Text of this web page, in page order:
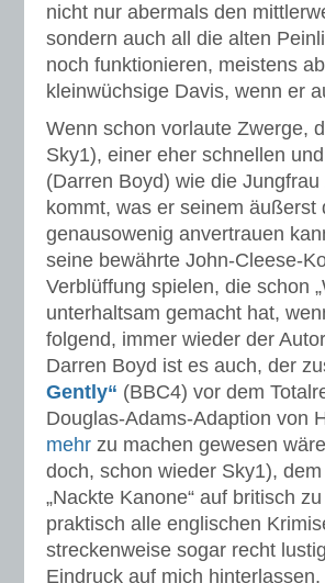
nicht nur abermals den
sondern auch all die alten
noch funktionieren, meistens
kleinwüchsige Davis, wenn er
Wenn schon vorlaute Zwerge,
Sky1), einer eher schnellen
(Darren Boyd) wie die
kommt, was er seinem
genausowenig anvertrauen
seine bewährte John-Cleese-
Verblüffung spielen, die schon
unterhaltsam gemacht hat,
folgend, immer wieder der
Darren Boyd ist es auch, der
Gently“ (BBC4) vor dem
Douglas-Adams-Adaption von
mehr zu machen gewesen
doch, schon wieder Sky1),
„Nackte Kanone“ auf britisch
praktisch alle englischen
streckenweise sogar recht
Eindruck auf mich